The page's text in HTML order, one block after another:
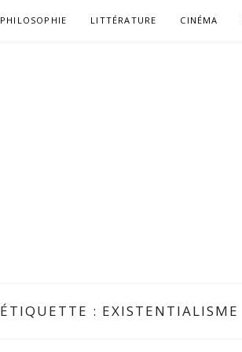
PHILOSOPHIE LITTÉRATURE CINÉMA
ÉTIQUETTE : EXISTENTIALISME